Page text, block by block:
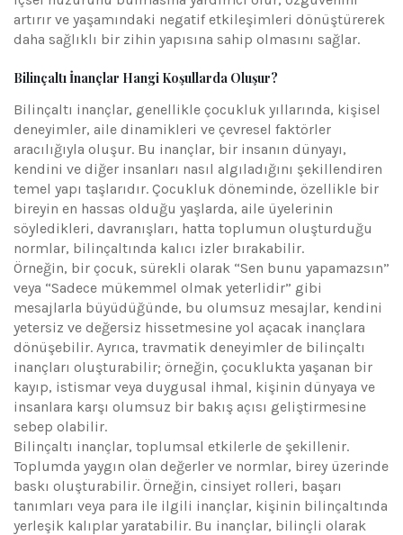
artırır ve yaşamındaki negatif etkileşimleri dönüştürerek
daha sağlıklı bir zihin yapısına sahip olmasını sağlar.
Bilinçaltı İnançlar Hangi Koşullarda Oluşur?
Bilinçaltı inançlar, genellikle çocukluk yıllarında, kişisel
deneyimler, aile dinamikleri ve çevresel faktörler
aracılığıyla oluşur. Bu inançlar, bir insanın dünyayı,
kendini ve diğer insanları nasıl algıladığını şekillendiren
temel yapı taşlarıdır. Çocukluk döneminde, özellikle bir
bireyin en hassas olduğu yaşlarda, aile üyelerinin
söyledikleri, davranışları, hatta toplumun oluşturduğu
normlar, bilinçaltında kalıcı izler bırakabilir.
Örneğin, bir çocuk, sürekli olarak “Sen bunu yapamazsın”
veya “Sadece mükemmel olmak yeterlidir” gibi
mesajlarla büyüdüğünde, bu olumsuz mesajlar, kendini
yetersiz ve değersiz hissetmesine yol açacak inançlara
dönüşebilir. Ayrıca, travmatik deneyimler de bilinçaltı
inançları oluşturabilir; örneğin, çocuklukta yaşanan bir
kayıp, istismar veya duygusal ihmal, kişinin dünyaya ve
insanlara karşı olumsuz bir bakış açısı geliştirmesine
sebep olabilir.
Bilinçaltı inançlar, toplumsal etkilerle de şekillenir.
Toplumda yaygın olan değerler ve normlar, birey üzerinde
baskı oluşturabilir. Örneğin, cinsiyet rolleri, başarı
tanımları veya para ile ilgili inançlar, kişinin bilinçaltında
yerleşik kalıplar yaratabilir. Bu inançlar, bilinçli olarak